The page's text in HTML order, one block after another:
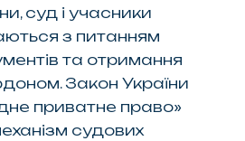
суд і учасники
з питанням
та отримання
Закон України
приватне право»
судових